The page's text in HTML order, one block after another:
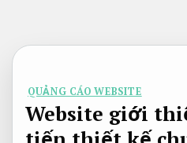
nội
dungQUẢNG CÁO WEBSITE
Website giới